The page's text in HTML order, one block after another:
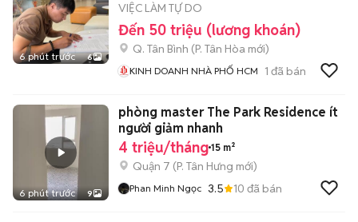
6 phút trước 6
VIỆC LÀM TỰ DO
Đến 50 triệu (lương khoán)
Q. Tân Bình (P. Tân Hòa mới)
KINH DOANH NHÀ PHỐ HCM 1 đã bán
6 phút trước 9
phòng master The Park Residence ít
người giảm nhanh
4 triệu/tháng 15 m²
Quận 7 (P. Tân Hưng mới)
Phan Minh Ngọc 3.5 10 đã bán